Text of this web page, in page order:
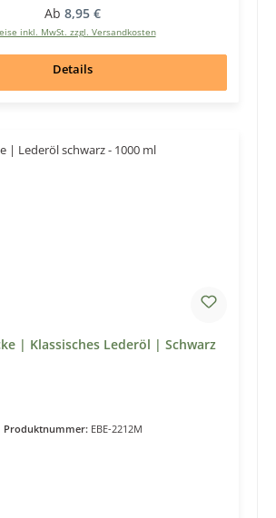
Regulärer Preis:
Ab 8,95 €
inkl. MwSt. zzgl. Versandkosten
Details
| Klassisches Lederöl | Schwarz
Produktnummer: EBE-2212M